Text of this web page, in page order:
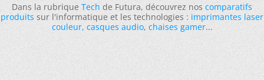
Dans la rubriqueTechde Futura, découvrez noscomparatifs
produitssur l'informatique et les technologies :imprimantes laser
couleur,casques audio,chaises gamer...